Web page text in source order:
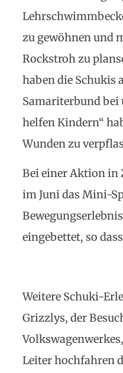
zu gewöhnen und
Rockstroh zu
haben die Schukis
Samariterbund bei
helfen Kindern“
Wunden zu
Bei einer Aktion in
im Juni das Mini-
eingebettet, so
Weitere Schuki-
Grizzlys, der
Leiter hochfahren